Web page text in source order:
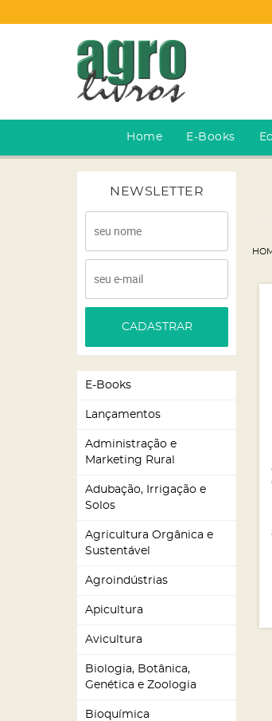
Home E-Books
NEWSLETTER
CADASTRAR
E-Books
Lançamentos
Administração e
Marketing Rural
Adubação, Irrigação e
Solos
Agricultura Orgânica e
Sustentável
Agroindústrias
Apicultura
Avicultura
Biologia, Botânica,
Genética e Zoologia
Bioquímica